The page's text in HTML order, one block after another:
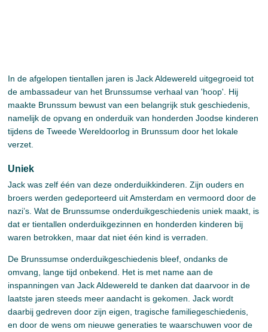
In de afgelopen tientallen jaren is Jack Aldewereld uitgegroeid tot
de ambassadeur van het Brunssumse verhaal van 'hoop'. Hij
maakte Brunssum bewust van een belangrijk stuk geschiedenis,
namelijk de opvang en onderduik van honderden Joodse kinderen
tijdens de Tweede Wereldoorlog in Brunssum door het lokale
verzet.
Uniek
Jack was zelf één van deze onderduikkinderen. Zijn ouders en
broers werden gedeporteerd uit Amsterdam en vermoord door de
nazi’s. Wat de Brunssumse onderduikgeschiedenis uniek maakt, is
dat er tientallen onderduikgezinnen en honderden kinderen bij
waren betrokken, maar dat niet één kind is verraden.
De Brunssumse onderduikgeschiedenis bleef, ondanks de
omvang, lange tijd onbekend. Het is met name aan de
inspanningen van Jack Aldewereld te danken dat daarvoor in de
laatste jaren steeds meer aandacht is gekomen. Jack wordt
daarbij gedreven door zijn eigen, tragische familiegeschiedenis,
en door de wens om nieuwe generaties te waarschuwen voor de